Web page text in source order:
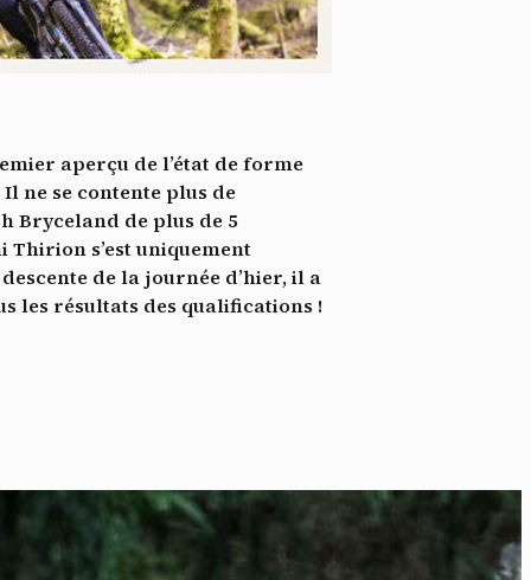
aperçu de l’état de forme
ne se contente plus de
Bryceland de plus de 5
Thirion s’est uniquement
de la journée d’hier, il a
les résultats des qualifications !